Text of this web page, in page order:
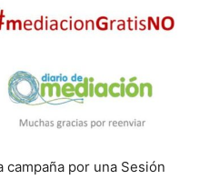
campaña por una Sesión